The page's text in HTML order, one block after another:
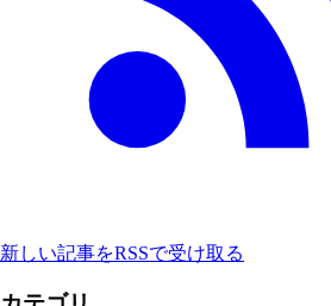
新しい記事をRSSで受け取る